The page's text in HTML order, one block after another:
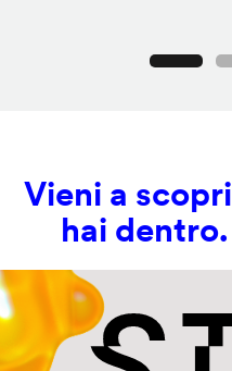
Vieni a
hai